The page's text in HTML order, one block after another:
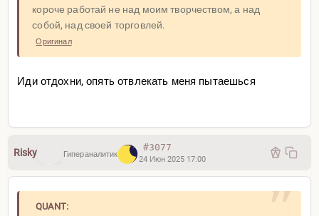
короче работай не над моим творчеством, а над
собой, над своей торговлей.
Оригинал
Иди отдохни, опять отвлекать меня пытаешься
Risky Гипераналитик
#3077
24 Июн 2025 17:00
QUANT: